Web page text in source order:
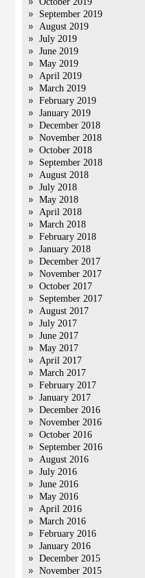
September 2019
August 2019
July 2019
June 2019
May 2019
April 2019
March 2019
February 2019
January 2019
December 2018
November 2018
October 2018
September 2018
August 2018
July 2018
May 2018
April 2018
March 2018
February 2018
January 2018
December 2017
November 2017
October 2017
September 2017
August 2017
July 2017
June 2017
May 2017
April 2017
March 2017
February 2017
January 2017
December 2016
November 2016
October 2016
September 2016
August 2016
July 2016
June 2016
May 2016
April 2016
March 2016
February 2016
January 2016
December 2015
November 2015